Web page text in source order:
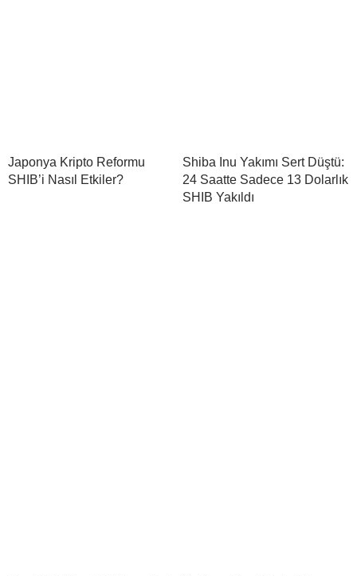
Japonya Kripto Reformu
SHIB’i Nasıl Etkiler?
Shiba Inu Yakımı Sert Düştü:
24 Saatte Sadece 13 Dolarlık
SHIB Yakıldı